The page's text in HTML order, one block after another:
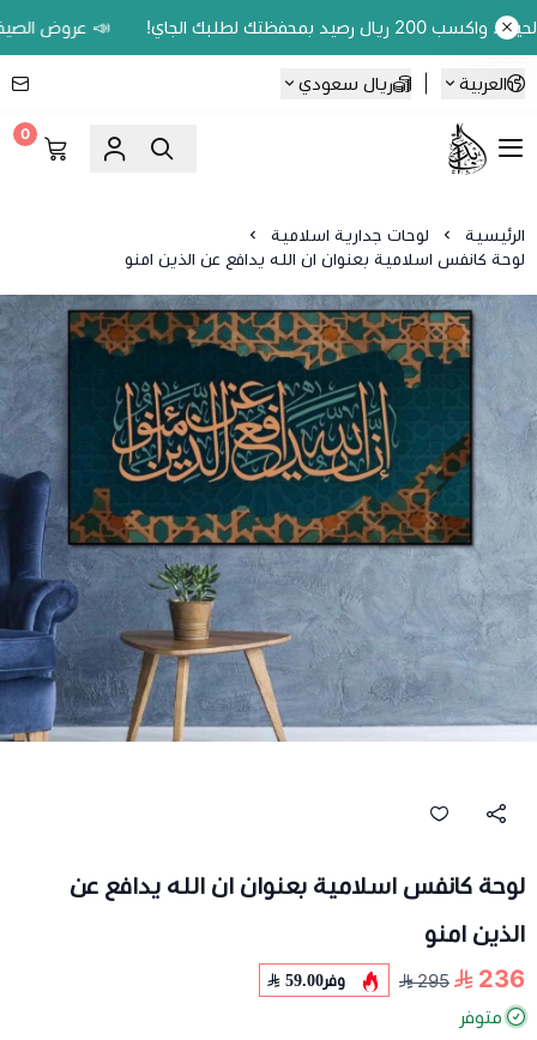
📣 عروض الصيف وفّر 20% على اللوحات الحين.. واكسب 200 ريال رصيد
العربية ريال سعودي
Ebbdaa art
0
الرئيسية
لوحات جدارية اسلامية
لوحة كانفس اسلامية بعنوان ان الله يدافع عن الذين امنو
لوحة كانفس اسلامية بعنوان ان الله يدافع عن
الذين امنو
236
295 وفر59.00
متوفر